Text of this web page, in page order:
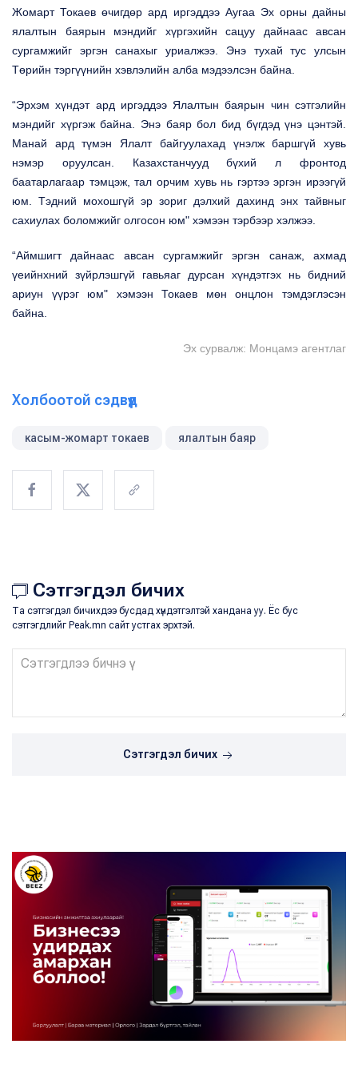
Жомарт Токаев өчигдөр ард иргэддээ Аугаа Эх орны дайны
ялалтын баярын мэндийг хүргэхийн сацуу дайнаас авсан
сургамжийг эргэн санахыг уриалжээ. Энэ тухай тус улсын
Төрийн тэргүүнийн хэвлэлийн алба мэдээлсэн байна.
“Эрхэм хүндэт ард иргэддээ Ялалтын баярын чин сэтгэлийн
мэндийг хүргэж байна. Энэ баяр бол бид бүгдэд үнэ цэнтэй.
Манай ард түмэн Ялалт байгуулахад үнэлж баршгүй хувь
нэмэр оруулсан. Казахстанчууд бүхий л фронтод
баатарлагаар тэмцэж, тал орчим хувь нь гэртээ эргэн ирээгүй
юм. Тэдний мохошгүй эр зориг дэлхий дахинд энх тайвныг
сахиулах боломжийг олгосон юм" хэмээн тэрбээр хэлжээ.
“Аймшигт дайнаас авсан сургамжийг эргэн санаж, ахмад
үеийнхний зүйрлэшгүй гавьяаг дурсан хүндэтгэх нь бидний
ариун үүрэг юм" хэмээн Токаев мөн онцлон тэмдэглэсэн
байна.
Эх сурвалж: Монцамэ агентлаг
Холбоотой сэдвүүд
касым-жомарт токаев ялалтын баяр
Сэтгэгдэл бичих
Та сэтгэгдэл бичихдээ бусдад хүндэтгэлтэй хандана уу. Ёс бус
сэтгэгдлийг Peak.mn сайт устгах эрхтэй.
Сэтгэгдэл бичих